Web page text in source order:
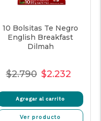
10 Bolsitas Te Negro
English Breakfast
Dilmah
Precio
$2.790 Precio
venta
$2.232
Agregar al carrito
Ver producto